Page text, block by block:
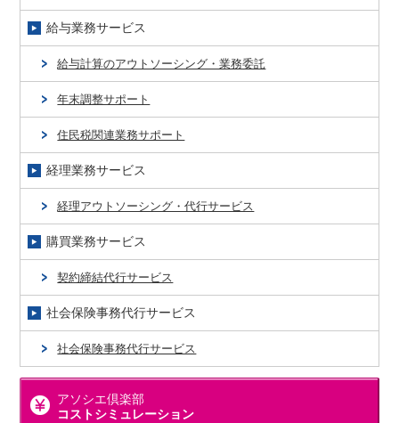
給与業務サービス
給与計算のアウトソーシング・業務委託
年末調整サポート
住民税関連業務サポート
経理業務サービス
経理アウトソーシング・代行サービス
購買業務サービス
契約締結代行サービス
社会保険事務代行サービス
社会保険事務代行サービス
アソシエ倶楽部
コストシミュレーション